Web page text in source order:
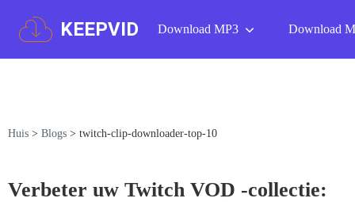
KEEPVID Download MP3 Download
Huis > Blogs > twitch-clip-downloader-top-10
Verbeter uw Twitch VOD -collectie: